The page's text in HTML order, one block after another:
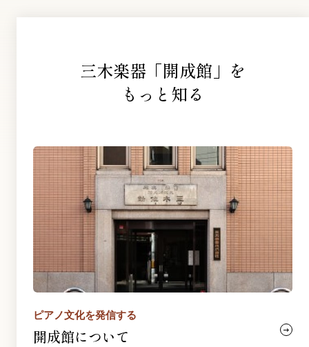
三木楽器「開成館」を
もっと知る
ピアノ文化を発信する
開成館について